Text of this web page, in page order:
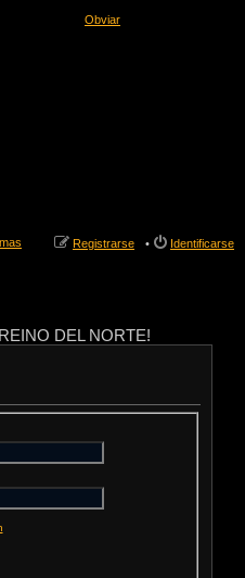
Obviar
Identificarse
Registrarse
DEL NORTE!